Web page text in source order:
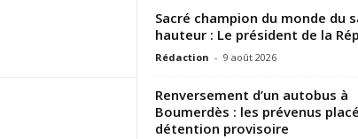
Sacré champion du monde du
hauteur : Le président de la
Rédaction - 9 août 2026
Renversement d’un autobus à
Boumerdès : les prévenus
détention provisoire